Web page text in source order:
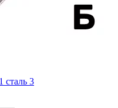
сталь 3